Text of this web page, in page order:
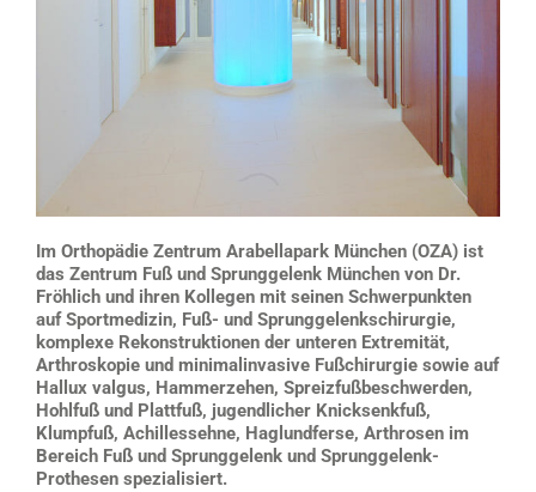
Im Orthopädie Zentrum Arabellapark München (OZA) ist
das Zentrum Fuß und Sprunggelenk München von Dr.
Fröhlich und ihren Kollegen mit seinen Schwerpunkten
auf Sportmedizin, Fuß- und Sprunggelenkschirurgie,
komplexe Rekonstruktionen der unteren Extremität,
Arthroskopie und minimalinvasive Fußchirurgie sowie auf
Hallux valgus, Hammerzehen, Spreizfußbeschwerden,
Hohlfuß und Plattfuß, jugendlicher Knicksenkfuß,
Klumpfuß, Achillessehne, Haglundferse, Arthrosen im
Bereich Fuß und Sprunggelenk und Sprunggelenk-
Prothesen spezialisiert.